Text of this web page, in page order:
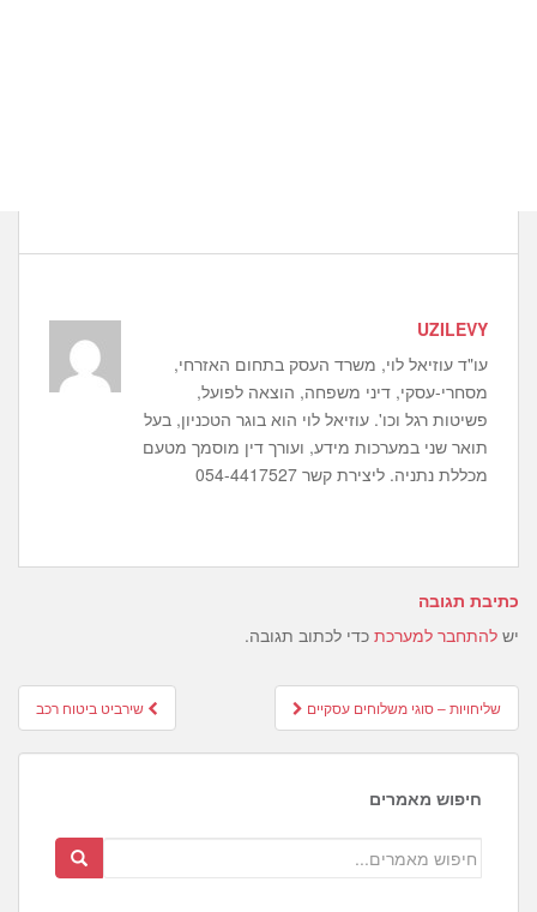
UZILEVY
עו"ד עוזיאל לוי, משרד העסק בתחום האזרחי,
מסחרי-עסקי, דיני משפחה, הוצאה לפועל,
פשיטות רגל וכו'. עוזיאל לוי הוא בוגר הטכניון, בעל
תואר שני במערכות מידע, ועורך דין מוסמך מטעם
מכללת נתניה. ליצירת קשר 054-4417527
כתיבת תגובה
יש להתחבר למערכת כדי לכתוב תגובה.
Post
navigation
שירביט ביטוח רכב שליחויות – סוגי משלוחים עסקיים
חיפוש מאמרים